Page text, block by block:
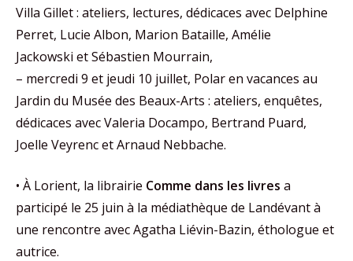
Villa Gillet : ateliers, lectures, dédicaces avec Delphine
Perret, Lucie Albon, Marion Bataille, Amélie
Jackowski et Sébastien Mourrain,
– mercredi 9 et jeudi 10 juillet, Polar en vacances au
Jardin du Musée des Beaux-Arts : ateliers, enquêtes,
dédicaces avec Valeria Docampo, Bertrand Puard,
Joelle Veyrenc et Arnaud Nebbache.
• À Lorient, la librairie Comme dans les livres a
participé le 25 juin à la médiathèque de Landévant à
une rencontre avec Agatha Liévin-Bazin, éthologue et
autrice.